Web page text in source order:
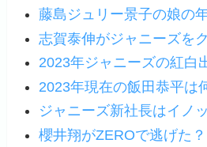
藤島ジュリー景子の娘の
志賀泰伸がジャニーズを
2023年ジャニーズの紅白
2023年現在の飯田恭平は
ジャニーズ新社長はイノ
櫻井翔がZEROで逃げた？